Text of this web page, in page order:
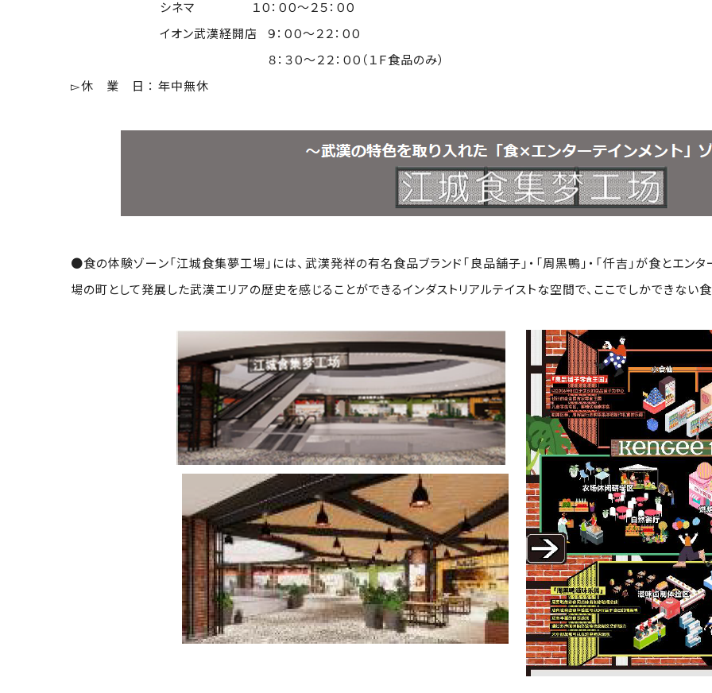
シネマ １０：００～２５：００
イオン武漢経開店 ９：００～２２：００
８：３０～２２：００（１Ｆ食品のみ）
▻休 業 日 ： 年中無休
●食の体験ゾーン「江城食集夢工場」には、武漢発祥の有名食品ブランド「良品舗子」・「周黑鴨」・「仟吉」が食とエン
場の町として発展した武漢エリアの歴史を感じることができるインダストリアルテイストな空間で、ここでしかできない